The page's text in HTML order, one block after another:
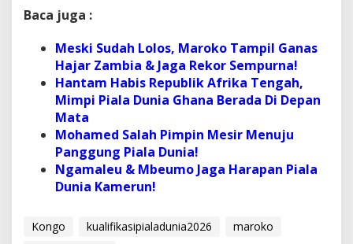
6
Eritrea
Baca juga :
Meski Sudah Lolos, Maroko Tampil Ganas
Hajar Zambia & Jaga Rekor Sempurna!
Hantam Habis Republik Afrika Tengah,
Mimpi Piala Dunia Ghana Berada Di Depan
Mata
Mohamed Salah Pimpin Mesir Menuju
Panggung Piala Dunia!
Ngamaleu & Mbeumo Jaga Harapan Piala
Dunia Kamerun!
Kongo kualifikasipialadunia2026
maroko